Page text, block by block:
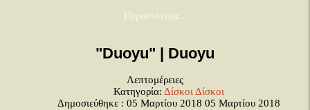
Περισσότερα...
"Duoyu" | Duoyu
Λεπτομέρειες
Κατηγορία: ΔίσκοιΔίσκοι
Δημοσιεύθηκε : 05 Μαρτίου 2018 05 Μαρτίου 2018